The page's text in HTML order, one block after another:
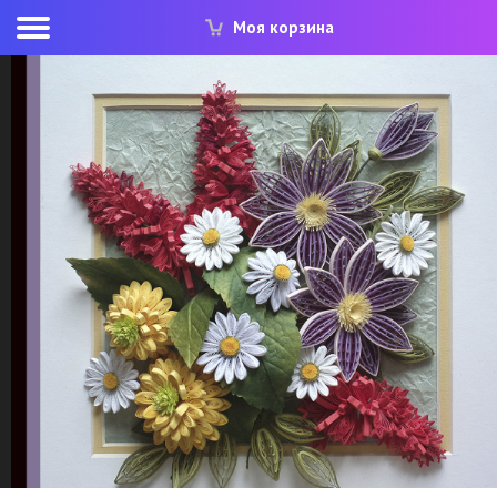
Моя корзина